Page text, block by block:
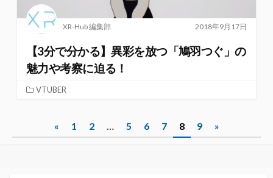
2018年9月17日
XR-Hub 編集部
【3分で分かる】異彩を放つ「鳩羽つぐ」の
魅力や考察に迫る！
VTUBER
« 1 2 5 6 7 8 9 »